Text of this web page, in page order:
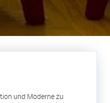
und Moderne zu